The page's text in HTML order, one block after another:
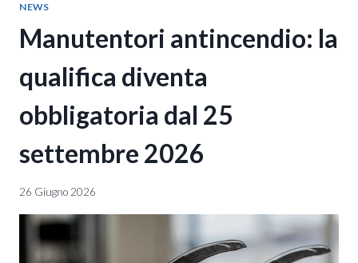
NEWS
Manutentori antincendio: la
qualifica diventa
obbligatoria dal 25
settembre 2026
26 Giugno 2026